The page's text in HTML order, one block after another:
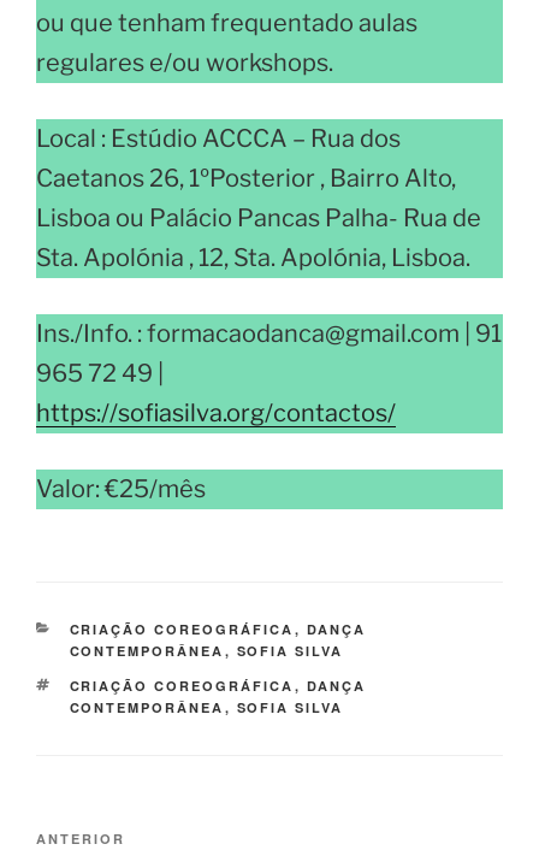
ou que tenham frequentado aulas
regulares e/ou workshops.
Local : Estúdio ACCCA – Rua dos
Caetanos 26, 1ºPosterior , Bairro Alto,
Lisboa ou Palácio Pancas Palha- Rua de
Sta. Apolónia , 12, Sta. Apolónia, Lisboa.
Ins./Info. : formacaodanca@gmail.com | 91
965 72 49 |
https://sofiasilva.org/contactos/
Valor: €25/mês
CATEGORIAS
CRIAÇÃO COREOGRÁFICA , DANÇA
CONTEMPORÂNEA , SOFIA SILVA
ETIQUETAS
CRIAÇÃO COREOGRÁFICA , DANÇA
CONTEMPORÂNEA , SOFIA SILVA
Navegação
Conteúdo
ANTERIOR